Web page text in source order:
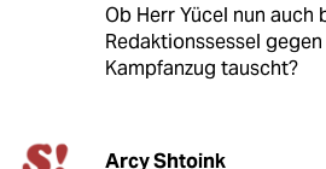
Ob Herr Yücel nun auch
Redaktionssessel
Kampfanzug tauscht?
Arcy Shtoink